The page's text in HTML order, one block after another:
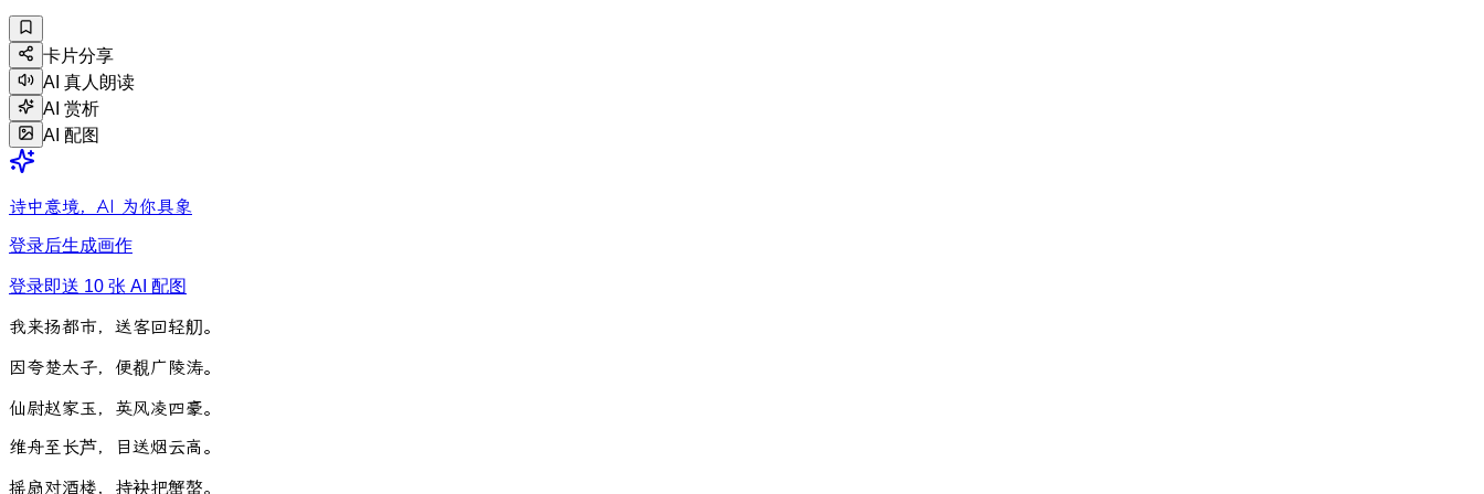
卡片分享
AI 真人朗读
AI 赏析
AI 配图
诗中意境，AI 为你具象
登录后生成画作
登录即送 10 张 AI 配图
我来扬都市， 送客回轻舠。
因夸楚太子， 便覩广陵涛。
仙尉赵家玉， 英风凌四豪。
维舟至长芦， 目送烟云高。
摇扇对酒楼， 持袂把蟹螯。